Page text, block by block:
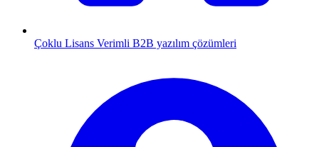
Çoklu Lisans Verimli B2B yazılım çözümleri